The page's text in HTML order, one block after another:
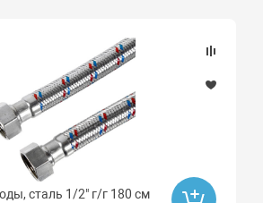
сталь 1/2" г/г 180 см